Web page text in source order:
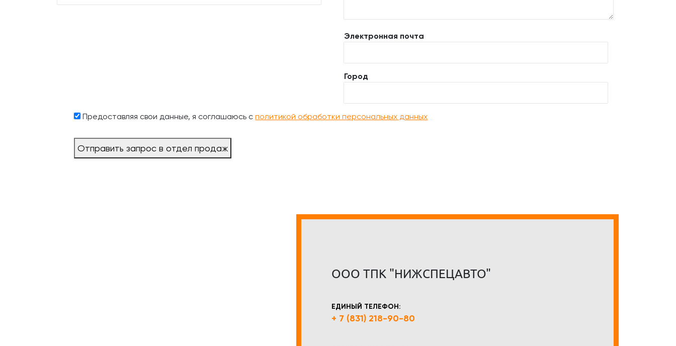
Электронная почта
Город
Предоставляя свои данные, я соглашаюсь сполитикой обработки персональных данных
Отправить запрос в отдел продаж
ООО ТПК "НИЖСПЕЦАВТО"
ЕДИНЫЙ ТЕЛЕФОН:
+ 7 (831) 218-90-80